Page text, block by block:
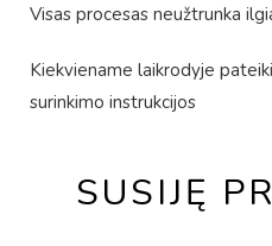
Visas procesas neužtrunka
Kiekviename laikrodyje
surinkimo instrukcijos
SUSIJĘ